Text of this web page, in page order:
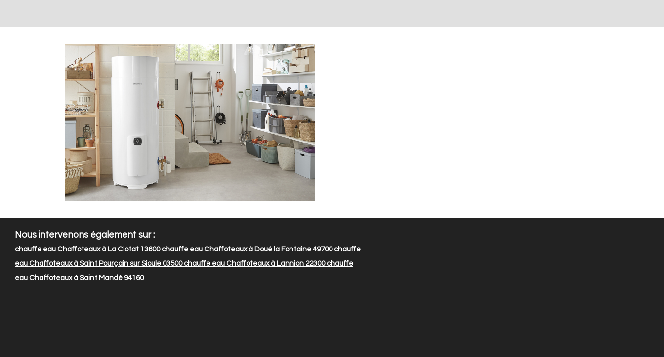
Nous intervenons également sur :
chauffe eau Chaffoteaux à La Ciotat 13600chauffe eau Chaffoteaux à Doué la Fontaine 49700chauffe
eau Chaffoteaux à Saint Pourçain sur Sioule 03500chauffe eau Chaffoteaux à Lannion 22300chauffe
eau Chaffoteaux à Saint Mandé 94160